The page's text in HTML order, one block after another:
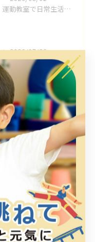
運動教室で日常生活を豊かに熊本県菊池郡菊陽町上益城郡甲佐町の続けやすい方法
2026/07/26
運動教室の魅力で子供が体力アップし自己肯定感も育つ理由と選び方ガイド
2026/07/19
運動教室の報告を熊本県菊池郡菊陽町山鹿市からお届けする体験プログラムの全貌
合志市 大津町
キッズ 運動